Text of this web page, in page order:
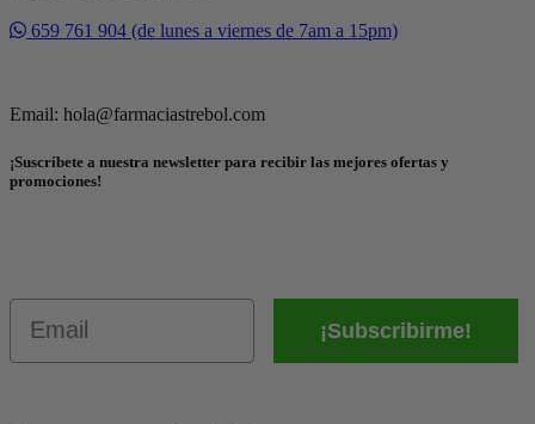
659 761 904 (de lunes a viernes de 7am a 15pm)
Email: hola@farmaciastrebol.com
¡Suscríbete a nuestra newsletter para recibir las mejores ofertas y
promociones!
¡Subscribirme!